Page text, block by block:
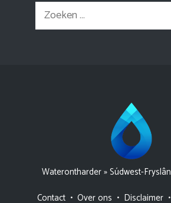
Zoek
naar:
Waterontharder»Súdwest-Fryslân
Contact • Over ons • Disclaimer •